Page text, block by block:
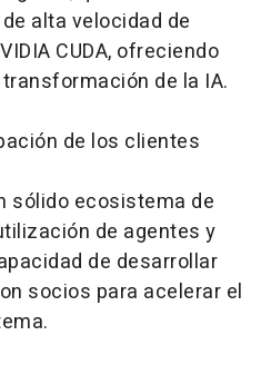
alta velocidad de
CUDA, ofreciendo
de la IA.
de los clientes
sólido ecosistema de
de agentes y
de desarrollar
socios para acelerar el